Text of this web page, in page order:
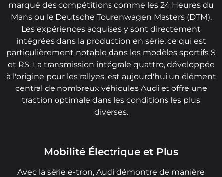
marqué des compétitions comme les 24 Heures du
Mans ou le Deutsche Tourenwagen Masters (DTM).
Les expériences acquises y sont directement
intégrées dans la production en série, ce qui est
particulièrement notable dans les modèles sportifs S
et RS. La transmission intégrale quattro, développée
à l'origine pour les rallyes, est aujourd'hui un élément
central de nombreux véhicules Audi et offre une
traction optimale dans les conditions les plus
diverses.
Mobilité Électrique et Plus
Avec la série e-tron, Audi démontre de manière